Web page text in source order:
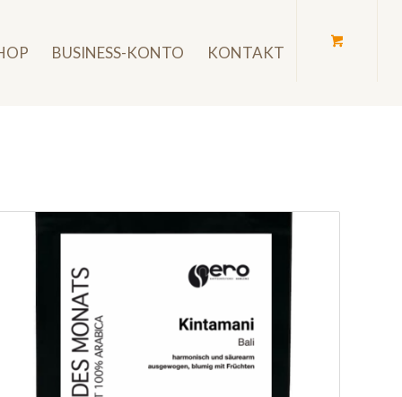
BUSINESS-KONTO KONTAKT